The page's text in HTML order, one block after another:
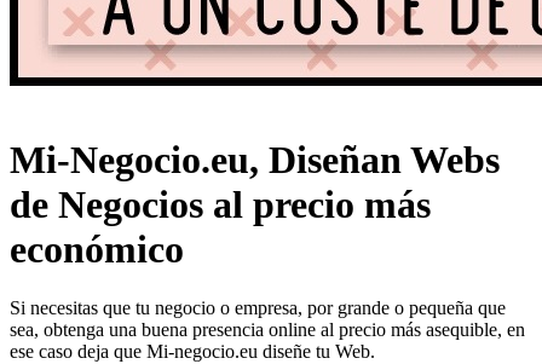
Mi-Negocio.eu, Diseñan Webs
de Negocios al precio más
económico
Si necesitas que tu negocio o empresa, por grande o pequeña que
sea, obtenga una buena presencia online al precio más asequible, en
ese caso deja que Mi-negocio.eu diseñe tu Web.